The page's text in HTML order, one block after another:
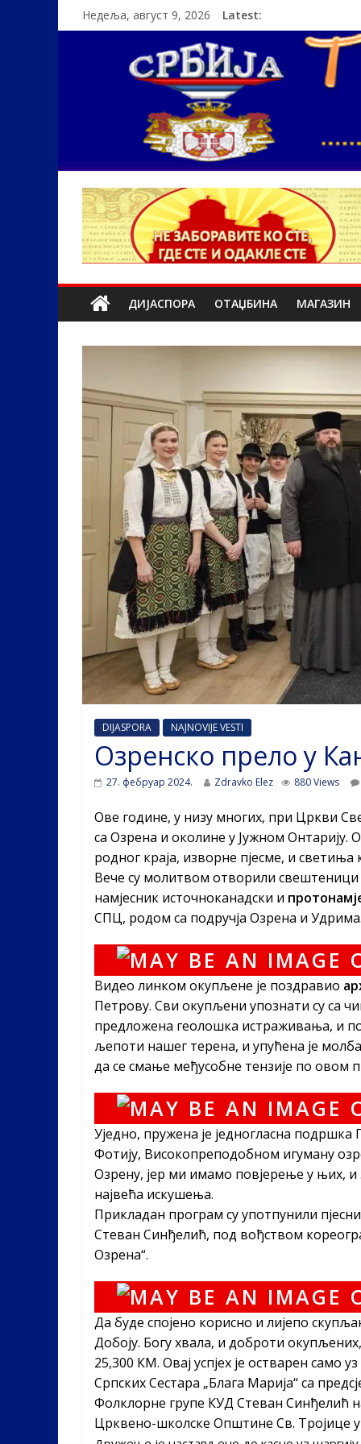
Недеља, август 9, 2026 Latest:
ДИЈАСПОРА ОТАЏБИНА МАГАЗИН
DIJASPORA NAJNOVIJE VESTI
Озренско прело у
27. фебруар 2024. Zdravko Elez 880 Views
Ове године, у низу многих, при Цркви
са Озрена и околине у Јужном Онтарију.
родног краја, изворне пјесме, и
Вече су молитвом отворили свештеници
намјесник источноканадски и
СПЦ, родом са подручја Озрена и Удрима.
Видео линком окупљене је поздравио
Петрову. Сви окупљени упознати су са
предложена геолошка истраживања, и
љепоти нашег терена, и упућена је
да се смање међусобне тензије по овом
Уједно, пружена је једногласна
Фотију, Високопреподобном игуману
Озрену, јер ми имамо повјерење у њих,
највећа искушења.
Прикладан програм су употпунили
Стеван Синђелић, под вођством
Озрена“.
Да буде спојено корисно и лијепо
Добоју. Богу хвала, и доброти
25,300 КМ. Овај успјех је остварен
Српских Сестара „Блага Марија“ са
Фолклорне групе КУД Стеван Синђелић
Црквено-школске Општине Св. Тројице